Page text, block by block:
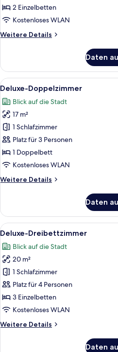
2 Einzelbetten
Kostenloses WLAN
Weitere Details
Weitere
Zweibettzimmer
Daten
Alle
Fotos
für
Deluxe-
Doppelzimmer
anzeigen
6
Deluxe-Doppelzimmer
Blick auf die Stadt
17 m²
1 Schlafzimmer
Platz für 3 Personen
1 Doppelbett
Kostenloses WLAN
Weitere Details
Weitere
Doppelzimmer
Daten
Alle
Fotos
für
Deluxe-
Dreibettzimmer
anzeigen
7
Deluxe-Dreibettzimmer
Blick auf die Stadt
20 m²
1 Schlafzimmer
Platz für 4 Personen
3 Einzelbetten
Kostenloses WLAN
Weitere Details
Weitere
Daten